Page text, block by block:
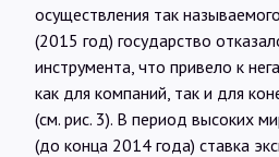
осуществления так
(2015 год) государство
инструмента, что привело к
как для компаний, так и для
(см. рис. 3). В период высоких
(до конца 2014 года) ставка